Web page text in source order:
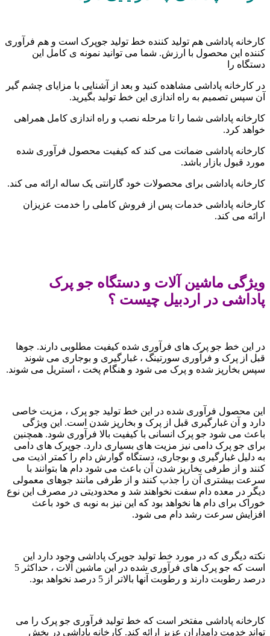
کارخانه پاداشی هم تولید کننده خط تولید جوپرک است و هم فرآوری
کننده این محصول با ارزش. شما می توانید نمونه ی کامل این
دستگاه را
در کارخانه پاداشی مشاهده کنید و بعد از آشنایی با مزایای چشم گیر
آن سپس تصمیم به راه اندازی این خط تولید بگیرید.
کارخانه پاداشی شما را تا مرحله نصب و راه اندازی کامل همراهی
خواهد کرد.
کارخانه پاداشی ضمانت می کند که کیفیت محصول فرآوری شده
مورد قبول بازار باشد.
کارخانه پاداشی برای محصولات خود گارانتی یک ساله ارائه می کند.
کارخانه پاداشی خدمات پس از فروش کاملی را خدمت عزیزان
ارائه می کند.
ویژگی ماشین آلات و دستگاه جو پرک
پاداشی در اردبیل چیست ؟
در این خط جو پرک های فرآوری شده کیفیت مطلوبی دارند. جوها
قبل از پرک و فرآوری سورتینگ ، غبارگیری و بوجاری می شوند
سپس بخارپز شده و پرک می شود و هنگام پخت ، استریل می شوند.
این محصول فرآوری شده در این خط تولید جو پرک ، مزیت خاصی
دارد و آن غبارگیری قبل از پرک و بخارپز شدن است. این ویژگی
باعث می شود جو پرک انسانی با کیفیت بالا فرآوری شود. همچنین
برای جو پرک دامی نیز مزیت های بسیاری دارد. جوپرک های دامی
به دلیل غبارگیری و بوجاری، دستگاه گوارش دام را کمتر اذیت می
کنند و از طرفی بخارپز شدن آن باعث می شود دام ها بتوانند با
سرعت بیشتری آن را جذب کنند و از طرفی مانند جوهای معمولی
دیگر در معده دام سفت نخواهند شد و محدودیتی در مصرف این نوع
خوراک برای دام ها نخواهد بود که این نیز به نوبه ی خود باعث
افزایش سرعت رشد دام می شود.
نکته دیگری که در مورد خط تولید جوپرک پاداشی وجود دارد این
است که جو پرک های فرآوری شده در این ماشین آلات ، حداکثر 5
درصد رطوبت دارند و رطوبت آنها بالاتر از 5 درصد نخواهد بود.
کارخانه پاداشی مفتخر است که خط تولید فرآوری جو پرک را می
تواند خدمت دامداران عزیز ارائه کند. کارخانه پاداشی در بخش